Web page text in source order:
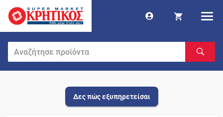
Δες πώς εξυπηρετείσαι